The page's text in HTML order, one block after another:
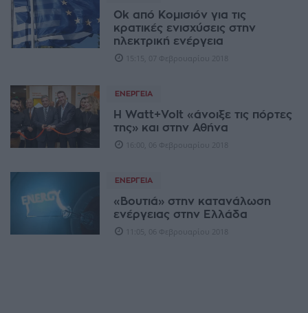
Ok από Κομισιόν για τις
κρατικές ενισχύσεις στην
ηλεκτρική ενέργεια
15:15, 07 Φεβρουαρίου 2018
ΕΝΈΡΓΕΙΑ
Η Watt+Volt «άνοιξε τις πόρτες
της» και στην Αθήνα
16:00, 06 Φεβρουαρίου 2018
ΕΝΈΡΓΕΙΑ
«Βουτιά» στην κατανάλωση
ενέργειας στην Ελλάδα
11:05, 06 Φεβρουαρίου 2018